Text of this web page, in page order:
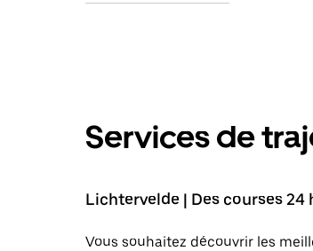
Services de
Lichtervelde | Des courses 24
Vous souhaitez découvrir les